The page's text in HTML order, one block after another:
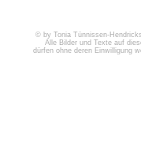
© by Tonia Tünnissen-
Alle Bilder und Texte auf
dürfen ohne deren Einwilligung